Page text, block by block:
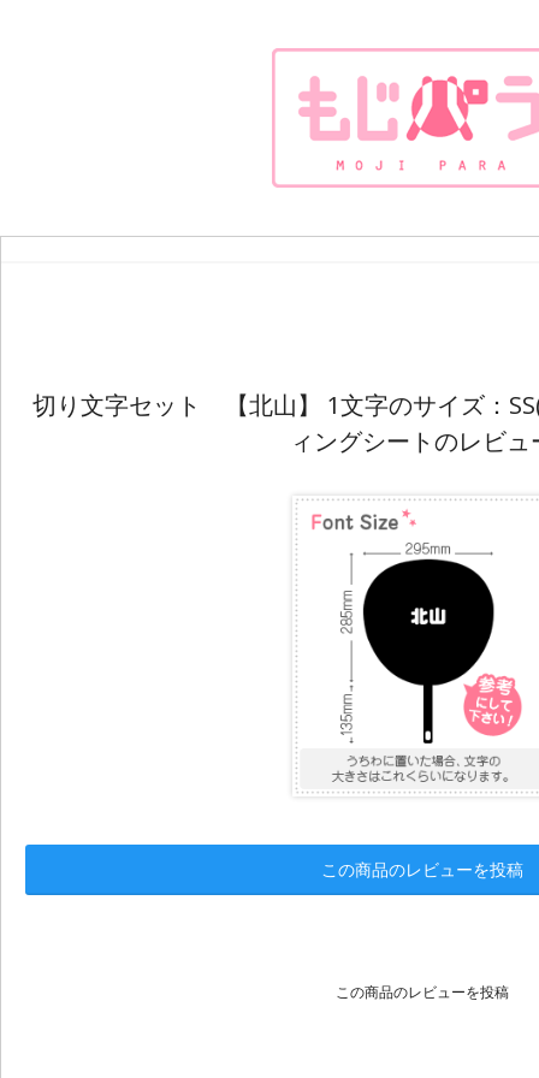
切り文字セット 【北山】 1文字のサイズ：
ィングシートのレビュ
この商品のレビューを投稿
この商品のレビューを投稿